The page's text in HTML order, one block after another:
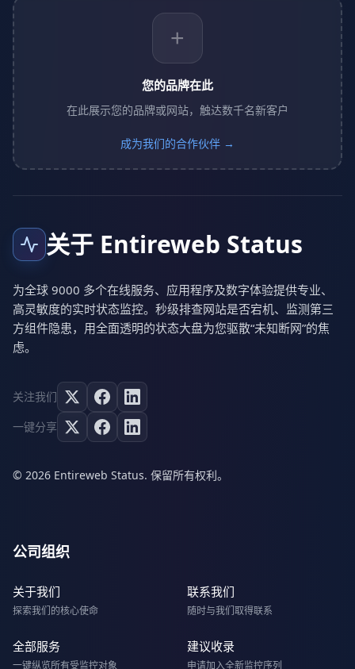
+
您的品牌在此
在此展示您的品牌或网站，触达数千名新客户
成为我们的合作伙伴 →
关于 Entireweb Status
为全球 9000 多个在线服务、应用程序及数字体验提供专业、
高灵敏度的实时状态监控。秒级排查网站是否宕机、监测第三
方组件隐患，用全面透明的状态大盘为您驱散“未知断网”的焦
虑。
关注我们
一键分享
© 2026 Entireweb Status. 保留所有权利。
公司组织
关于我们
探索我们的核心使命
联系我们
随时与我们取得联系
全部服务
一键纵览所有受监控对象
建议收录
申请加入全新监控序列